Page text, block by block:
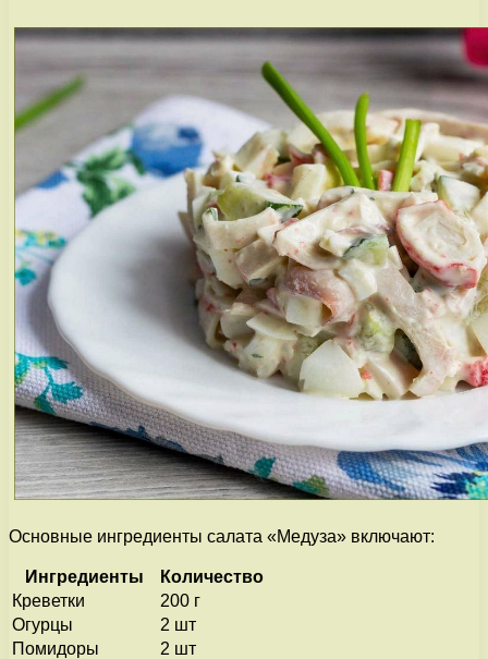
Основные ингредиенты салата «Медуза» включают:
Ингредиенты
Количество
Креветки
200 г
Огурцы
2 шт
Помидоры
2 шт